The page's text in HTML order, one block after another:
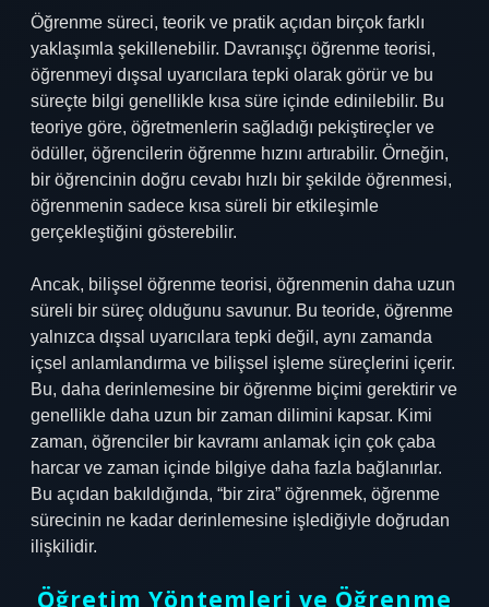
Öğrenme süreci, teorik ve pratik açıdan birçok farklı
yaklaşımla şekillenebilir. Davranışçı öğrenme teorisi,
öğrenmeyi dışsal uyarıcılara tepki olarak görür ve bu
süreçte bilgi genellikle kısa süre içinde edinilebilir. Bu
teoriye göre, öğretmenlerin sağladığı pekiştireçler ve
ödüller, öğrencilerin öğrenme hızını artırabilir. Örneğin,
bir öğrencinin doğru cevabı hızlı bir şekilde öğrenmesi,
öğrenmenin sadece kısa süreli bir etkileşimle
gerçekleştiğini gösterebilir.
Ancak, bilişsel öğrenme teorisi, öğrenmenin daha uzun
süreli bir süreç olduğunu savunur. Bu teoride, öğrenme
yalnızca dışsal uyarıcılara tepki değil, aynı zamanda
içsel anlamlandırma ve bilişsel işleme süreçlerini içerir.
Bu, daha derinlemesine bir öğrenme biçimi gerektirir ve
genellikle daha uzun bir zaman dilimini kapsar. Kimi
zaman, öğrenciler bir kavramı anlamak için çok çaba
harcar ve zaman içinde bilgiye daha fazla bağlanırlar.
Bu açıdan bakıldığında, “bir zira” öğrenmek, öğrenme
sürecinin ne kadar derinlemesine işlediğiyle doğrudan
ilişkilidir.
Öğretim Yöntemleri ve Öğrenme